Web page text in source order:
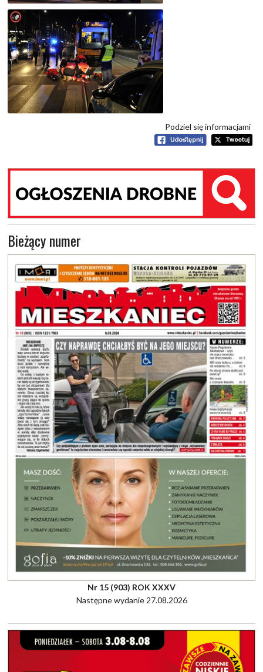
Podziel się informacjami
Bieżący numer
Nr 15 (903) ROK XXXV
Następne wydanie 27.08.2026